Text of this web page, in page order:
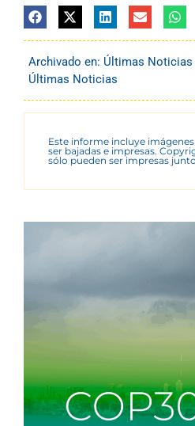
Archivado en: Últimas Noticias
Últimas Noticias
Este informe incluye
ser bajadas e impresas.
sólo pueden ser impresas